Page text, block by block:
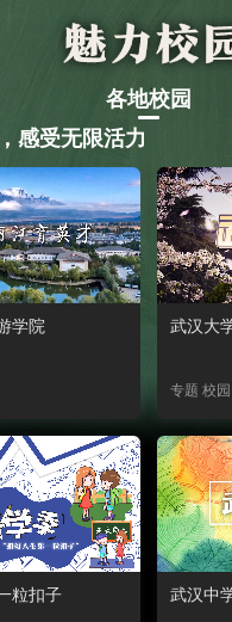
各地校园
感受无限活力
学院 武汉大
专题 校园
粒扣子 武汉中